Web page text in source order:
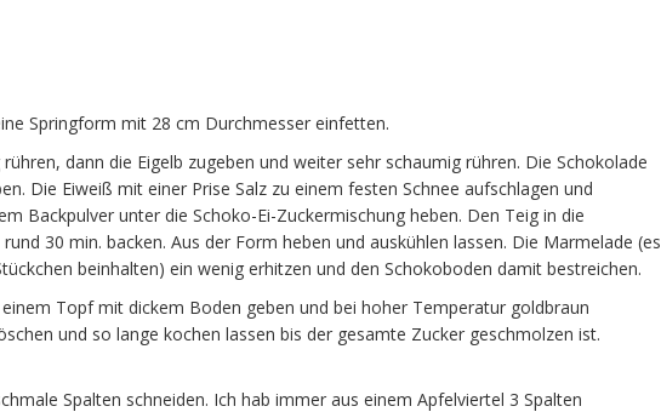
Springform mit 28 cm Durchmesser einfetten.
dann die Eigelb zugeben und weiter sehr schaumig rühren. Die Schokolade
Die Eiweiß mit einer Prise Salz zu einem festen Schnee aufschlagen und
Backpulver unter die Schoko-Ei-Zuckermischung heben. Den Teig in die
30 min. backen. Aus der Form heben und auskühlen lassen. Die Marmelade (es
beinhalten) ein wenig erhitzen und den Schokoboden damit bestreichen.
Topf mit dickem Boden geben und bei hoher Temperatur goldbraun
und so lange kochen lassen bis der gesamte Zucker geschmolzen ist.
Spalten schneiden. Ich hab immer aus einem Apfelviertel 3 Spalten